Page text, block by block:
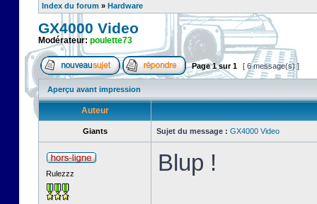
Index du forum » Hardware
GX4000 Video
Modérateur: poulette73
Page1sur1 [ 6 message(s) ]
Aperçu avant impression
Auteur
Giants Sujet du message : GX4000 Video
Rulezzz Blup !